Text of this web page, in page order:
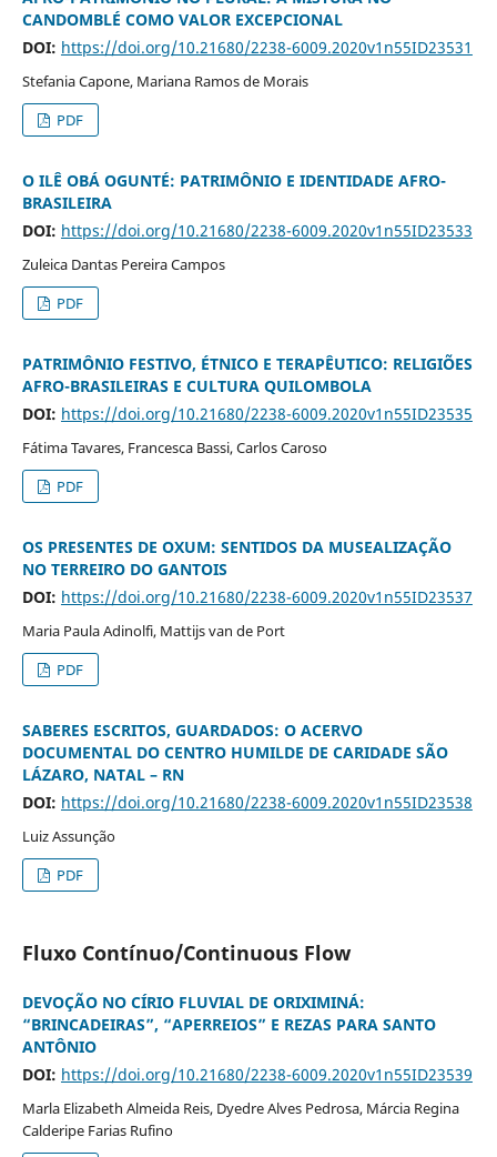
CANDOMBLÉ COMO VALOR EXCEPCIONAL
DOI: https://doi.org/10.21680/2238-6009.2020v1n55ID23531
Stefania Capone, Mariana Ramos de Morais
PDF
O ILÊ OBÁ OGUNTÉ: PATRIMÔNIO E IDENTIDADE AFRO-
BRASILEIRA
DOI: https://doi.org/10.21680/2238-6009.2020v1n55ID23533
Zuleica Dantas Pereira Campos
PDF
PATRIMÔNIO FESTIVO, ÉTNICO E TERAPÊUTICO: RELIGIÕES
AFRO-BRASILEIRAS E CULTURA QUILOMBOLA
DOI: https://doi.org/10.21680/2238-6009.2020v1n55ID23535
Fátima Tavares, Francesca Bassi, Carlos Caroso
PDF
OS PRESENTES DE OXUM: SENTIDOS DA MUSEALIZAÇÃO
NO TERREIRO DO GANTOIS
DOI: https://doi.org/10.21680/2238-6009.2020v1n55ID23537
Maria Paula Adinolfi, Mattijs van de Port
PDF
SABERES ESCRITOS, GUARDADOS: O ACERVO
DOCUMENTAL DO CENTRO HUMILDE DE CARIDADE SÃO
LÁZARO, NATAL – RN
DOI: https://doi.org/10.21680/2238-6009.2020v1n55ID23538
Luiz Assunção
PDF
Fluxo Contínuo/Continuous Flow
DEVOÇÃO NO CÍRIO FLUVIAL DE ORIXIMINÁ:
“BRINCADEIRAS”, “APERREIOS” E REZAS PARA SANTO
ANTÔNIO
DOI: https://doi.org/10.21680/2238-6009.2020v1n55ID23539
Marla Elizabeth Almeida Reis, Dyedre Alves Pedrosa, Márcia Regina
Calderipe Farias Rufino